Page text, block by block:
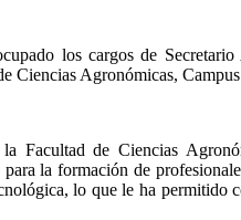
los cargos de
Ciencias Agronómicas,
Facultad de Ciencias
la formación de
lo que le ha permitido